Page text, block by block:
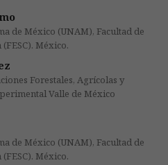
de México (UNAM), Facultad de
México.
Forestales, Agrícolas y
Valle de México
de México (UNAM), Facultad de
México.